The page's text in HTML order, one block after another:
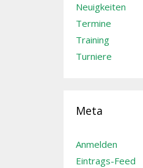
Neuigkeiten
Termine
Training
Turniere
Meta
Anmelden
Eintrags-Feed